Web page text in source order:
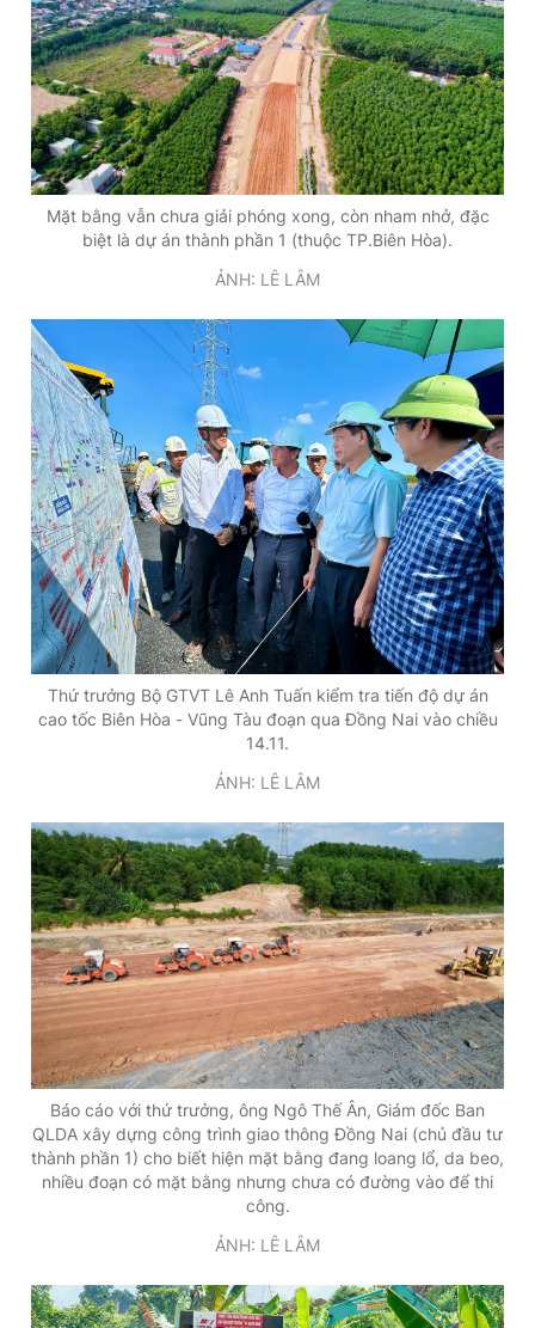
Mặt bằng vẫn chưa giải phóng xong, còn nham nhở, đặc
biệt là dự án thành phần 1 (thuộc TP.Biên Hòa).
ẢNH: LÊ LÂM
Thứ trưởng Bộ GTVT Lê Anh Tuấn kiểm tra tiến độ dự án
cao tốc Biên Hòa - Vũng Tàu đoạn qua Đồng Nai vào chiều
14.11.
ẢNH: LÊ LÂM
Báo cáo với thứ trưởng, ông Ngô Thế Ân, Giám đốc Ban
QLDA xây dựng công trình giao thông Đồng Nai (chủ đầu tư
thành phần 1) cho biết hiện mặt bằng đang loang lổ, da beo,
nhiều đoạn có mặt bằng nhưng chưa có đường vào để thi
công.
ẢNH: LÊ LÂM